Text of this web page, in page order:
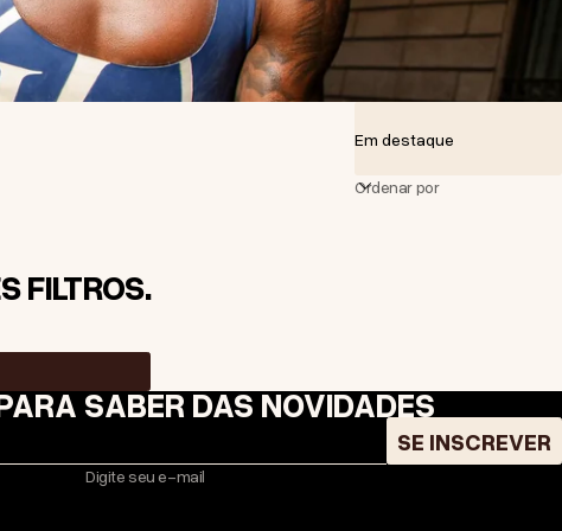
Ordenar por
FILTROS.
SABER DAS NOVIDADES
Digite seu e-mail
SE INSCREVER